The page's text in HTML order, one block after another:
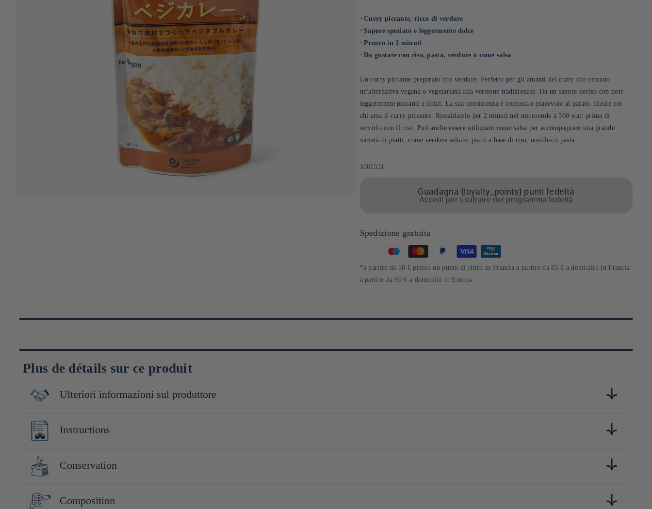
⋅ Curry piccante, ricco di verdure
⋅ Sapore speziato e leggermente dolce
⋅ Pronto in 2 minuti
⋅ Da gustare con riso, pasta, verdure o come salsa
Un curry piccante preparato con verdure. Perfetto per gli amanti del curry che cercano
un'alternativa vegana o vegetariana alla versione tradizionale. Ha un sapore deciso con note
leggermente piccanti e dolci. La sua consistenza è cremosa e piacevole al palato. Ideale per
chi ama il curry piccante. Riscaldatelo per 2 minuti nel microonde a 500 watt prima di
servirlo con il riso. Può anche essere utilizzato come salsa per accompagnare una grande
varietà di piatti, come verdure saltate, piatti a base di riso, noodles o pasta.
SKU:
1001531
Guadagna {loyalty_points} punti fedeltà
Accedi per usufruire del programma fedeltà
Spedizione gratuita
di
pagamento
*a partire da 50 € presso un punto di ritiro in Francia a partire da 85 € a domicilio in Francia
a partire da 90 € a domicilio in Europa
Plus de détails sur ce produit
Ulteriori informazioni sul produttore
George Ohsawa est un philosophe japonais né en 1893 à l'origine du mouvement macrobiotique. Il a cherché à introduire la philosophie du Ying et du yang dans l'alimentation en partant du principe
qu'une bonne alimentation pouvait résoudre tous les maux. Partant du principe que se contraindre à ne manger que des aliments sain sans y prendre de plaisir ne permettait d'adopter éternellement ce
Instructions
Chauffez 5 minutes au bain marie ou 2 minutes au micro onde dans un plat adapté
Conservation
Conserver à l'abri de la lumière, de la chaleur et de l'humidité.
Composition